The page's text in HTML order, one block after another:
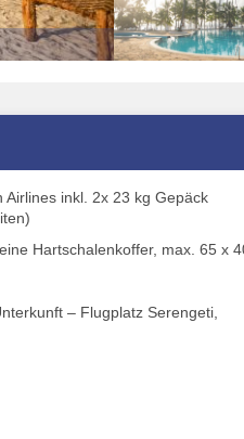
Airlines inkl. 2x 23 kg Gepäck
Hartschalenkoffer, max. 65 x
– Flugplatz Serengeti,